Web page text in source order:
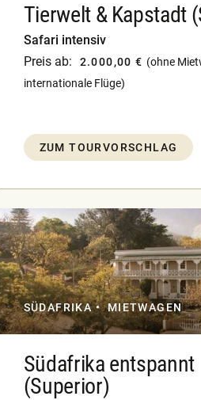
Tierwelt & Kapstadt
Safari intensiv
Preis ab:
2.000,00 € (ohne
internationale Flüge)
ZUM TOURVORSCHLAG
SÜDAFRIKA MIETWAGEN
Südafrika entspannt
(Superior)